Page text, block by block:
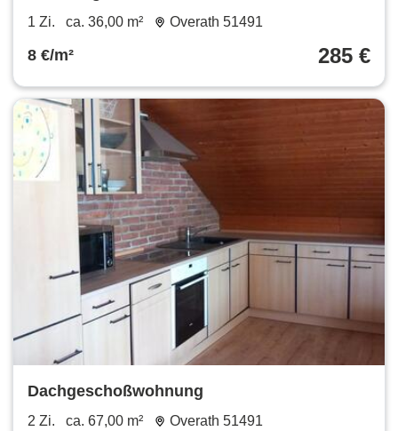
1 Zi. ca. 36,00 m² Overath 51491
8 €/m² 285 €
Dachgeschoßwohnung
2 Zi. ca. 67,00 m² Overath 51491